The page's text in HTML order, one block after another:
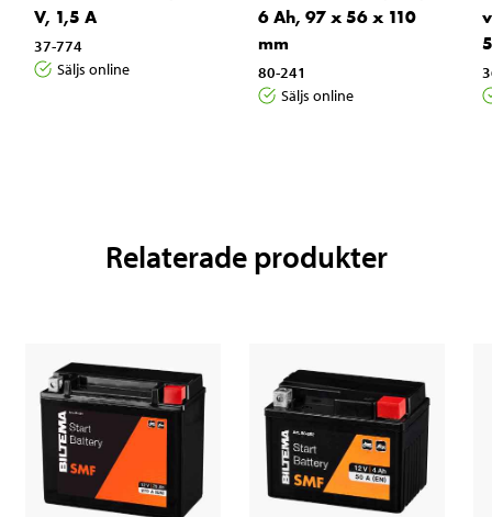
V, 1,5 A
37-774
Säljs online
6 Ah, 97 x 56 x 110
mm
80-241
Säljs online
Relaterade produkter